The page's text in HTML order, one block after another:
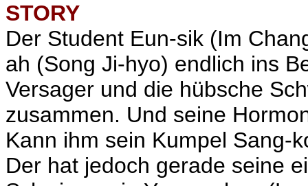
STORY
Der Student Eun-sik (Im
ah (Song Ji-hyo) endlich ins
Versager und die hübsche
zusammen. Und seine
Kann ihm sein Kumpel Sang-
Der hat jedoch gerade seine